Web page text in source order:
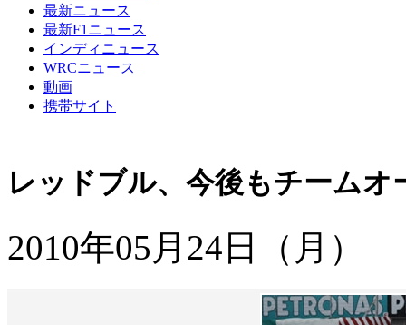
最新ニュース
最新F1ニュース
インディニュース
WRCニュース
動画
携帯サイト
レッドブル、今後もチームオ
2010年05月24日（月）